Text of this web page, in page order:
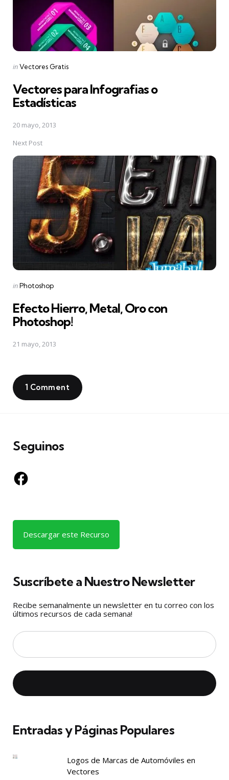
Posted
inVectores Gratis
Vectores para Infografias o
Estadísticas
20 mayo, 2013
Next Post
Posted
inPhotoshop
Efecto Hierro, Metal, Oro con
Photoshop!
21 mayo, 2013
1 Comment
Seguinos
Facebook
Descargar este Recurso
Suscríbete a Nuestro Newsletter
Recibe semanalmente un newsletter en tu correo con los
últimos recursos de cada semana!
Entradas y Páginas Populares
Logos de Marcas de Automóviles en
Vectores